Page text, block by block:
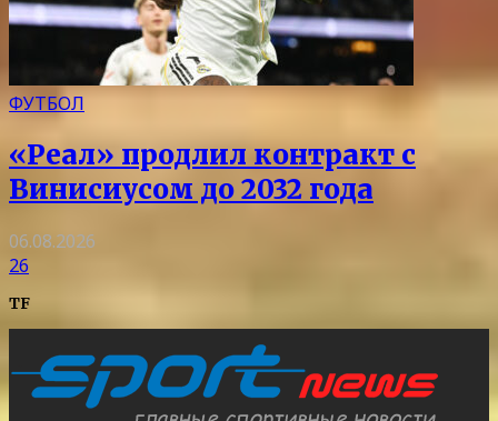
ФУТБОЛ
«Реал» продлил контракт с
Винисиусом до 2032 года
06.08.2026
26
TF